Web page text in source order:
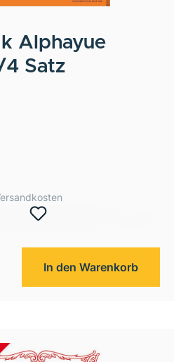
Alphayue
Satz
In den Warenkorb